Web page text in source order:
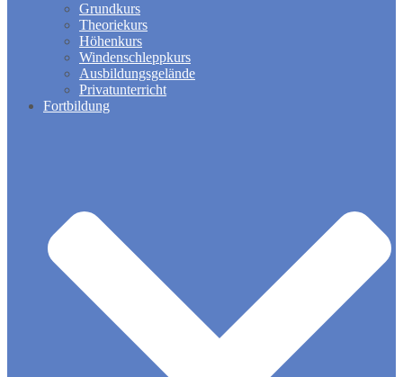
Grundkurs
Theoriekurs
Höhenkurs
Windenschleppkurs
Ausbildungsgelände
Privatunterricht
Fortbildung